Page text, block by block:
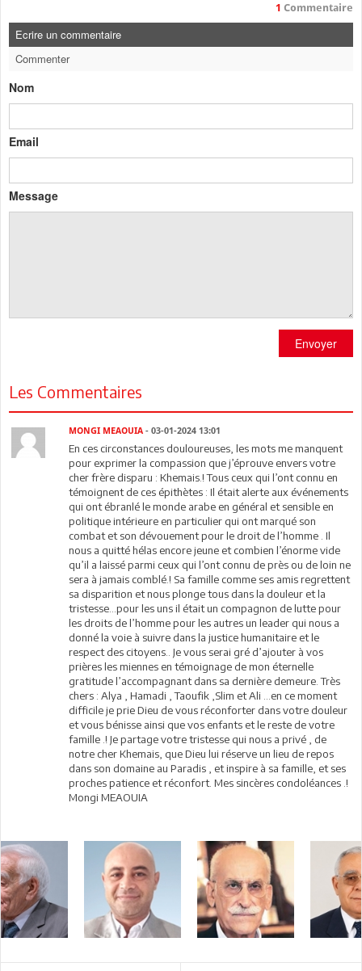
1 Commentaire
Ecrire un commentaire
Commenter
Nom
Email
Message
Envoyer
Les Commentaires
MONGI MEAOUIA- 03-01-2024 13:01
En ces circonstances douloureuses, les mots me manquent
pour exprimer la compassion que j’éprouve envers votre
cher frère disparu : Khemais.! Tous ceux qui l’ont connu en
témoignent de ces épithètes : Il était alerte aux événements
qui ont ébranlé le monde arabe en général et sensible en
politique intérieure en particulier qui ont marqué son
combat et son dévouement pour le droit de l’homme . Il
nous a quitté hélas encore jeune et combien l’énorme vide
qu’il a laissé parmi ceux qui l’ont connu de près ou de loin ne
sera à jamais comblé.! Sa famille comme ses amis regrettent
sa disparition et nous plonge tous dans la douleur et la
tristesse…pour les uns il était un compagnon de lutte pour
les droits de l’homme pour les autres un leader qui nous a
donné la voie à suivre dans la justice humanitaire et le
respect des citoyens.. Je vous serai gré d’ajouter à vos
prières les miennes en témoignage de mon éternelle
gratitude l’accompagnant dans sa dernière demeure. Très
chers : Alya , Hamadi , Taoufik ,Slim et Ali …en ce moment
difficile je prie Dieu de vous réconforter dans votre douleur
et vous bénisse ainsi que vos enfants et le reste de votre
famille .! Je partage votre tristesse qui nous a privé , de
notre cher Khemais, que Dieu lui réserve un lieu de repos
dans son domaine au Paradis , et inspire à sa famille, et ses
proches patience et réconfort. Mes sincères condoléances .!
Mongi MEAOUIA